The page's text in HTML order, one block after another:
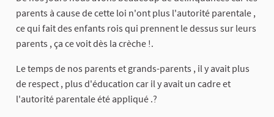
parents à cause de cette loi n'ont plus l'autorité parentale ,
ce qui fait des enfants rois qui prennent le dessus sur leurs
parents , ça ce voit dès la crèche !.
Le temps de nos parents et grands-parents , il y avait plus
de respect , plus d'éducation car il y avait un cadre et
l'autorité parentale été appliqué .?